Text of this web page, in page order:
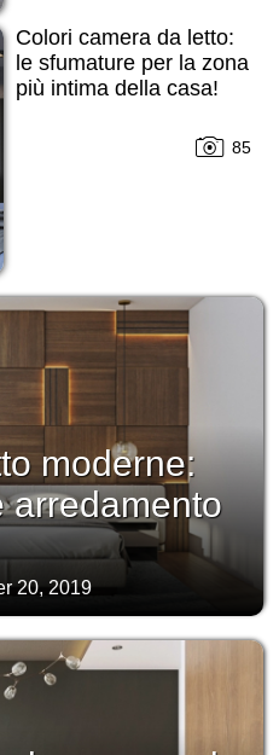
Colori camera da letto:
le sfumature per la zona
più intima della casa!
85
moderne:
arredamento
20, 2019